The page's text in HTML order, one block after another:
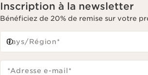
Inscription à la newsletter
Bénéficiez de 20% de remise sur votre
Pays/Région*
*Adresse e-mail*